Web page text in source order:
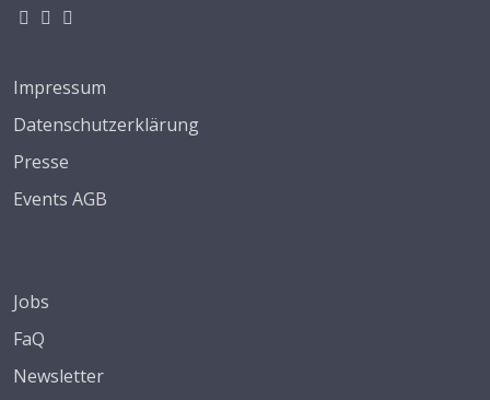
Impressum
Datenschutzerklärung
Presse
Events AGB
Jobs
FaQ
Newsletter